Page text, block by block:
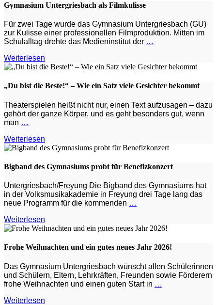
Gymnasium Untergriesbach als Filmkulisse
Für zwei Tage wurde das Gymnasium Untergriesbach (GU)
zur Kulisse einer professionellen Filmproduktion. Mitten im
Schulalltag drehte das Medieninstitut der …
Weiterlesen
„Du bist die Beste!“ – Wie ein Satz viele Gesichter bekommt
Theaterspielen heißt nicht nur, einen Text aufzusagen – dazu
gehört der ganze Körper, und es geht besonders gut, wenn
man …
Weiterlesen
Bigband des Gymnasiums probt für Benefizkonzert
Untergriesbach/Freyung Die Bigband des Gymnasiums hat
in der Volksmusikakademie in Freyung drei Tage lang das
neue Programm für die kommenden …
Weiterlesen
Frohe Weihnachten und ein gutes neues Jahr 2026!
Das Gymnasium Untergriesbach wünscht allen Schülerinnen
und Schülern, Eltern, Lehrkräften, Freunden sowie Förderern
frohe Weihnachten und einen guten Start in …
Weiterlesen